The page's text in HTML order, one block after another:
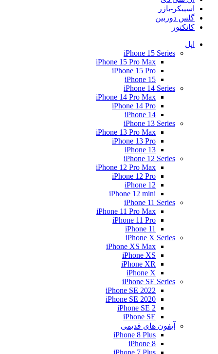
اسپیکر-بازر
گلس دوربین
کانکتور
اپل
iPhone 15 Series
iPhone 15 Pro Max
iPhone 15 Pro
iPhone 15
iPhone 14 Series
iPhone 14 Pro Max
iPhone 14 Pro
iPhone 14
iPhone 13 Series
iPhone 13 Pro Max
iPhone 13 Pro
iPhone 13
iPhone 12 Series
iPhone 12 Pro Max
iPhone 12 Pro
iPhone 12
iPhone 12 mini
iPhone 11 Series
iPhone 11 Pro Max
iPhone 11 Pro
iPhone 11
iPhone X Series
iPhone XS Max
iPhone XS
iPhone XR
iPhone X
iPhone SE Series
iPhone SE 2022
iPhone SE 2020
iPhone SE 2
iPhone SE
آیفون های قدیمی
iPhone 8 Plus
iPhone 8